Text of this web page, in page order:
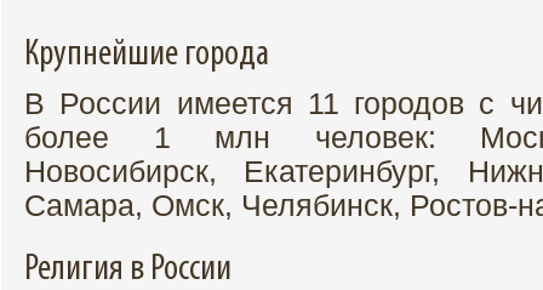
Крупнейшие города
В России имеется 11 городов с
более 1 млн человек:
Новосибирск, Екатеринбург,
Самара, Омск, Челябинск, Ростов-
Религия в России